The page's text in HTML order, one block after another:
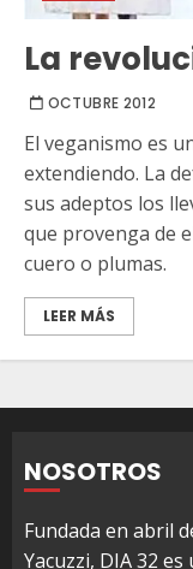
La
OCTUBRE 2012
El veganismo es
extendiendo. La
sus adeptos los
que provenga de
cuero o plumas.
LEER MÁS
NOSOTROS
Fundada en abril
Yacuzzi, DIA 32